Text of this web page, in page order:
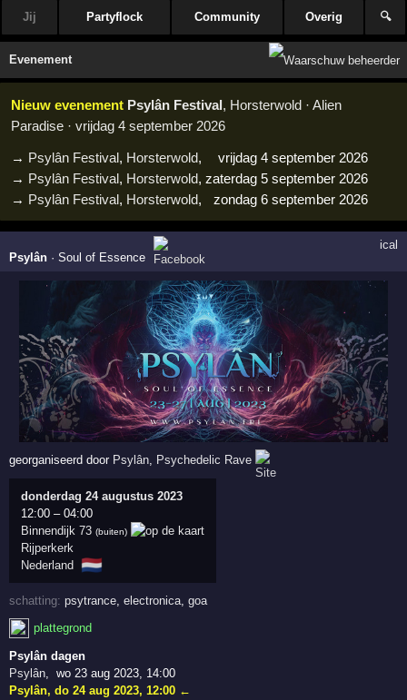
Jij Partyflock Community Overig 🔍
Evenement
Nieuw evenement Psylân Festival, Horsterwold · Alien
Paradise · vrijdag 4 september 2026
→ Psylân Festival, Horsterwold,
vrijdag 4 september 2026
→ Psylân Festival, Horsterwold,zaterdag 5 september 2026
→ Psylân Festival, Horsterwold, zondag 6 september 2026
Psylân ·Soul of Essence
ical
georganiseerd door Psylân, Psychedelic Rave
donderdag 24 augustus 2023
12:00 –04:00
Binnendijk 73 (buiten)
Rijperkerk
Nederland 🇳🇱
schatting:psytrance ,electronica ,goa
plattegrond
Psylân dagen
Psylân,
wo 23 aug 2023, 14:00
Psylân,do 24 aug 2023, 12:00 ←